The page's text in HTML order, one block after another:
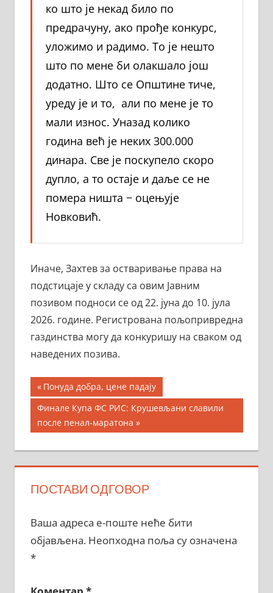
ко што је некад било по
предрачуну, ако прође конкурс,
уложимо и радимо. То је нешто
што по мене би олакшало још
додатно. Што се Општине тиче,
уреду је и то, али по мене је то
мали износ. Уназад колико
година већ је неких 300.000
динара. Све је поскупело скоро
дупло, а то остаје и даље се не
помера ништа − оцењује
Новковић.
Иначе, Захтев за остваривање права на
подстицаје у складу са овим Јавним
позивом подноси се од 22. јуна до 10. јула
2026. године. Регистрована пољопривредна
газдинства могу да конкуришу на сваком од
наведених позива.
Кретање
чланка
Previous
Post:
Понуда добра, цене падају
Next
Post:
Финале Купа ФС РИС: Крушевљани славили
после пенал-маратона
ПОСТАВИ ОДГОВОР
Ваша адреса е-поште неће бити
објављена. Неопходна поља су означена
*